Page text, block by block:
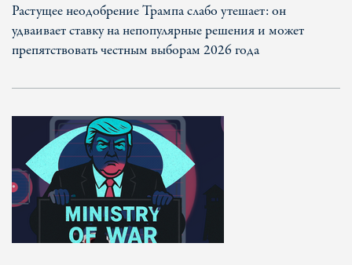
Растущее неодобрение Трампа слабо утешает: он
удваивает ставку на непопулярные решения и может
препятствовать честным выборам 2026 года